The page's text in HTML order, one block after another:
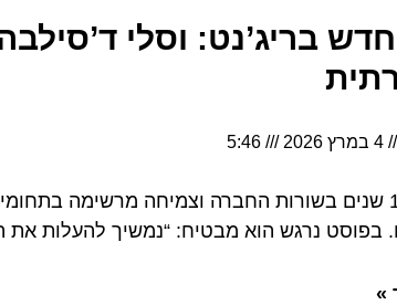
בריג’נט: וסלי
5:46
15 שנים בשורות החברה וצמיחה מרשימה בתחומי
נרגש הוא מבטיח: “נמשיך להעלות את